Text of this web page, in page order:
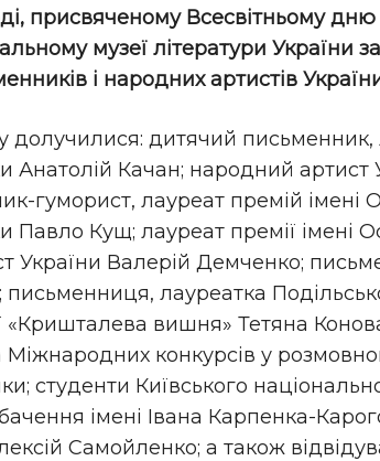
присвяченому Всесвітньому дню
музеї літератури України
і народних артистів
долучилися: дитячий письменник,
Анатолій Качан; народний артист
гуморист, лауреат премій імені
Павло Кущ; лауреат премії імені
України Валерій Демченко;
лауреатка
«Кришталева вишня» Тетяна
Міжнародних конкурсів у
студенти Київського
імені Івана Карпенка-
Самойленко; а також